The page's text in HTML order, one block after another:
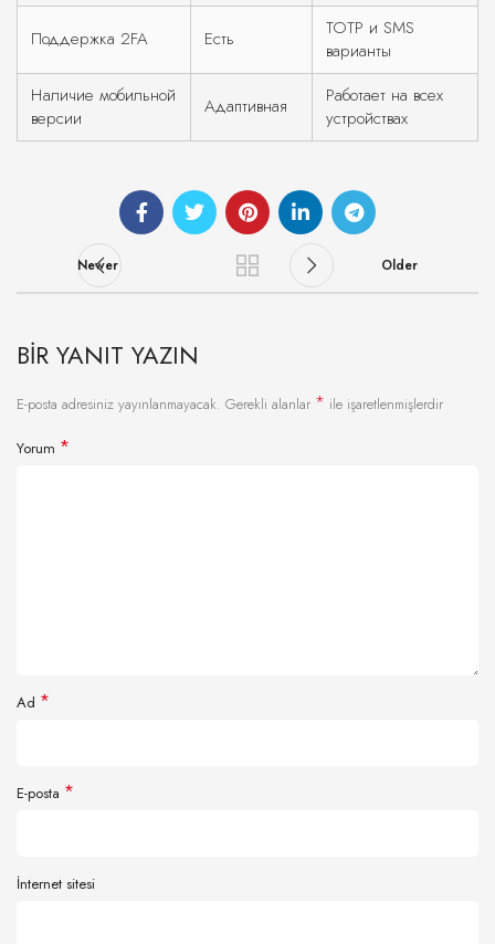
Поддержка 2FA Есть
TOTP и SMS
варианты
Наличие мобильной
версии
Адаптивная
Работает на всех
устройствах
Newer Older
BIR YANIT YAZIN
E-posta adresiniz yayınlanmayacak. Gerekli alanlar * ile işaretlenmişlerdir
Yorum *
Ad *
E-posta *
İnternet sitesi